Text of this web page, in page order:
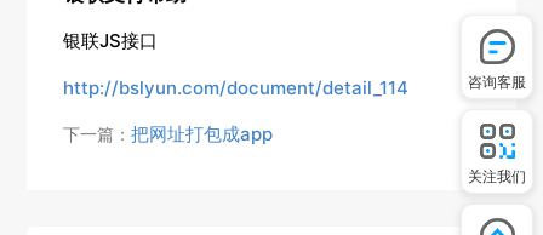
银联JS接口
http://bslyun.com/document/detail_114
下一篇：把网址打包成app
咨询客服
关注我们